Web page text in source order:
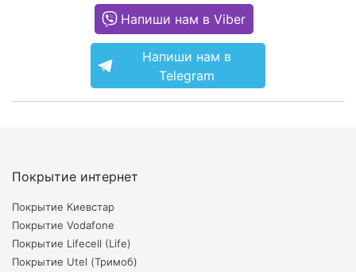
Напиши нам в Viber
Напиши нам в
Telegram
Покрытие интернет
Покрытие Киевстар
Покрытие Vodafone
Покрытие Lifecell (Life)
Покрытие Utel (Тримоб)